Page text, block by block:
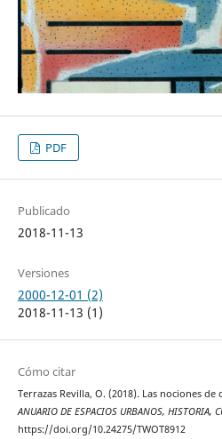
PDF
Publicado
2018-11-13
Versiones
2000-12-01 (2)
2018-11-13 (1)
Cómo citar
Terrazas Revilla, O. (2018). Las nociones
ANUARIO DE ESPACIOS URBANOS, HISTORIA,
https://doi.org/10.24275/TWOT8912